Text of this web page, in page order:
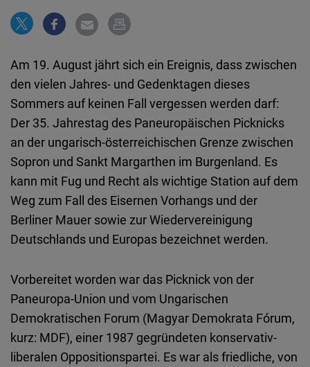
Am 19. August jährt sich ein Ereignis, dass zwischen
den vielen Jahres- und Gedenktagen dieses
Sommers auf keinen Fall vergessen werden darf:
Der 35. Jahrestag des Paneuropäischen Picknicks
an der ungarisch-österreichischen Grenze zwischen
Sopron und Sankt Margarthen im Burgenland. Es
kann mit Fug und Recht als wichtige Station auf dem
Weg zum Fall des Eisernen Vorhangs und der
Berliner Mauer sowie zur Wiedervereinigung
Deutschlands und Europas bezeichnet werden.
Vorbereitet worden war das Picknick von der
Paneuropa-Union und vom Ungarischen
Demokratischen Forum (Magyar Demokrata Fórum,
kurz: MDF), einer 1987 gegründeten konservativ-
liberalen Oppositionspartei. Es war als friedliche, von
Embed
Flickr
Embed
Newsletter2go
Embed
Podigee
Embed
Embed
Typeform
Embed